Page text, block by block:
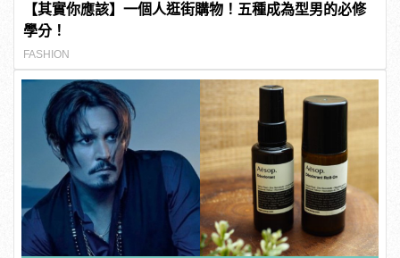
【其實你應該】一個人逛街購物！五種成為型男的必修
學分！
FASHION